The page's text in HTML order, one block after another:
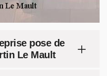
pose de
Le Mault